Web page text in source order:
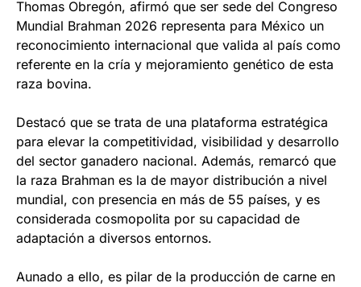
Thomas Obregón, afirmó que ser sede del Congreso
Mundial Brahman 2026 representa para México un
reconocimiento internacional que valida al país como
referente en la cría y mejoramiento genético de esta
raza bovina.
Destacó que se trata de una plataforma estratégica
para elevar la competitividad, visibilidad y desarrollo
del sector ganadero nacional. Además, remarcó que
la raza Brahman es la de mayor distribución a nivel
mundial, con presencia en más de 55 países, y es
considerada cosmopolita por su capacidad de
adaptación a diversos entornos.
Aunado a ello, es pilar de la producción de carne en